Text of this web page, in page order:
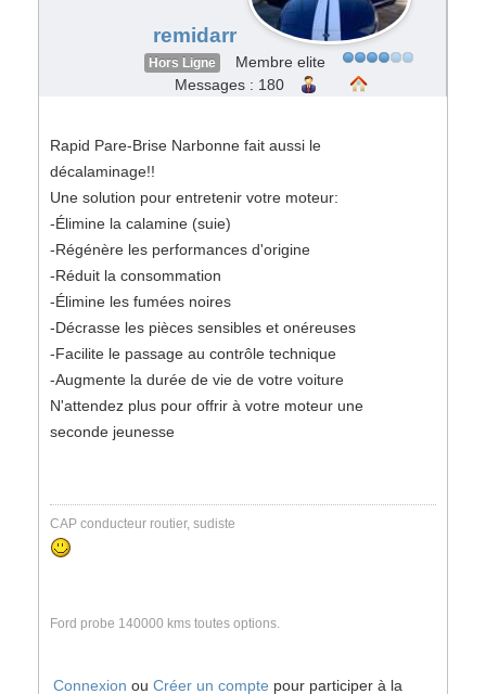
remidarr
Hors Ligne
Membre elite
Messages : 180
Rapid Pare-Brise Narbonne fait aussi le
décalaminage!!
Une solution pour entretenir votre moteur:
-Élimine la calamine (suie)
-Régénère les performances d'origine
-Réduit la consommation
-Élimine les fumées noires
-Décrasse les pièces sensibles et onéreuses
-Facilite le passage au contrôle technique
-Augmente la durée de vie de votre voiture
N'attendez plus pour offrir à votre moteur une
seconde jeunesse
CAP conducteur routier, sudiste
Ford probe 140000 kms toutes options.
Connexion ou Créer un compte pour participer à la